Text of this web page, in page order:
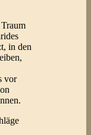
in den
vor